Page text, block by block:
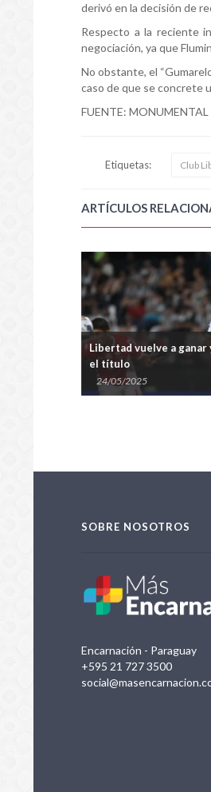
derivó en la decisión de
Respecto a la reciente
negociación, ya que
No obstante, el
caso de que se concrete
FUENTE: MONUMENTAL
Etiquetas: Club
ARTÍCULOS
Libertad vuelve a ganar
el título
24/05/2025
SOBRE NOSOTROS
Encarnación - Paraguay
+595 21 727 3500